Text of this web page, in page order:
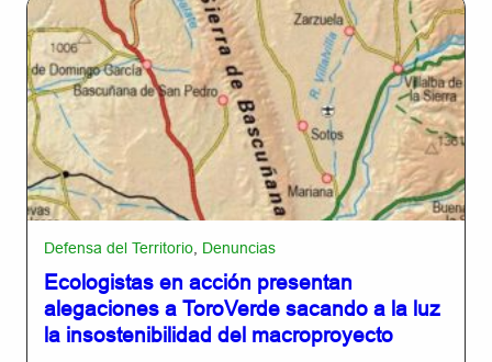
Defensa del Territorio Denuncias
Ecologistas en acción presentan
alegaciones a ToroVerde sacando a la luz
la insostenibilidad del macroproyecto